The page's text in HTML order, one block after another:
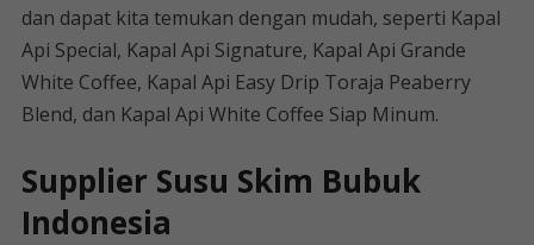
dan dapat kita temukan dengan mudah, seperti Kapal
Api Special, Kapal Api Signature, Kapal Api Grande
White Coffee, Kapal Api Easy Drip Toraja Peaberry
Blend, dan Kapal Api White Coffee Siap Minum.
Supplier Susu Skim Bubuk
Indonesia